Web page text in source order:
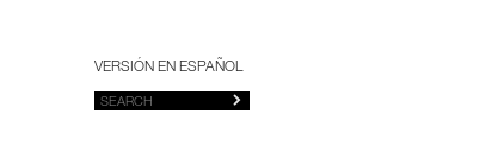
VERSIÓN EN ESPAÑOL